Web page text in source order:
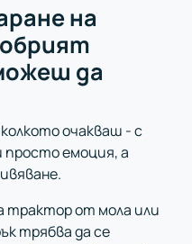
на
да
очакваш - с
просто емоция, а
трактор от мола или
трябва да се